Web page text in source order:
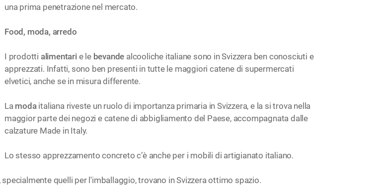
una prima penetrazione nel mercato.
Food, moda, arredo
I prodotti alimentarie le bevande alcooliche italiane sono in Svizzera ben conosciuti e
apprezzati. Infatti, sono ben presenti in tutte le maggiori catene di supermercati
elvetici, anche se in misura differente.
La modaitaliana riveste un ruolo di importanza primaria in Svizzera, e la si trova nella
maggior parte dei negozi e catene di abbigliamento del Paese, accompagnata dalle
calzature Made in Italy.
Lo stesso apprezzamento concreto c’è anche per i mobili di artigianato italiano.
quelli per l'imballaggio, trovano in Svizzera ottimo spazio.